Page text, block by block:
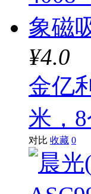
¥4.0
金亿
米，
对比 收藏 0